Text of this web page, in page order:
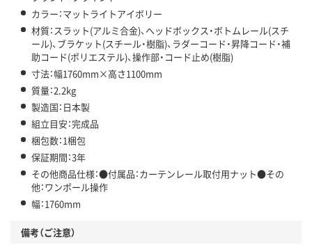
カラー：マットライトアイボリー
材質：スラット(アルミ合金)、ヘッドボックス・ボトムレール(スチ
ール)、ブラケット(スチール・樹脂)、ラダーコード・昇降コード・補
助コード(ポリエステル)、操作部・コード止め(樹脂)
寸法：幅1760mm×高さ1100mm
質量：2.2kg
製造国：日本製
組立目安：完成品
梱包数：1梱包
保証期間：3年
その他商品仕様：●付属品：カーテンレール取付用ナット●その
他：ワンポール操作
幅：1760mm
備考（ご注意）